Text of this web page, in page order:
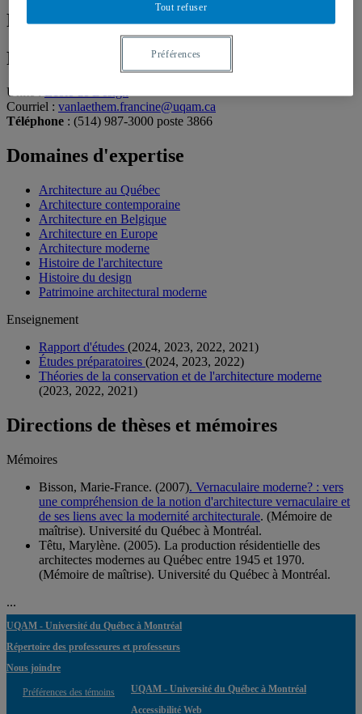
Francine Vanlaethem
Professeure émérite
Unité:École de Design
Courriel : vanlaethem.francine@uqam.ca
Téléphone : (514) 987-3000 poste 3866
Domaines d'expertise
Architecture au Québec
Architecture contemporaine
Architecture en Belgique
Architecture en Europe
Architecture moderne
Histoire de l'architecture
Histoire du design
Patrimoine architectural moderne
Enseignement
Rapport d'études (2024, 2023, 2022, 2021)
Études préparatoires (2024, 2023, 2022)
Théories de la conservation et de l'architecture moderne
(2023, 2022, 2021)
Directions de thèses et mémoires
Mémoires
Bisson, Marie-France. (2007). Vernaculaire moderne? : vers
une compréhension de la notion d'architecture vernaculaire et
de ses liens avec la modernité architecturale. (Mémoire de
maîtrise). Université du Québec à Montréal.
Têtu, Marylène. (2005). La production résidentielle des
architectes modernes au Québec entre 1945 et 1970.
(Mémoire de maîtrise). Université du Québec à Montréal.
...
UQAM - Université du Québec à Montréal
Répertoire des professeures et professeurs
Nous joindre
Préférences des témoins
UQAM - Université du Québec à Montréal
Accessibilité Web
Tout refuser
Préférences